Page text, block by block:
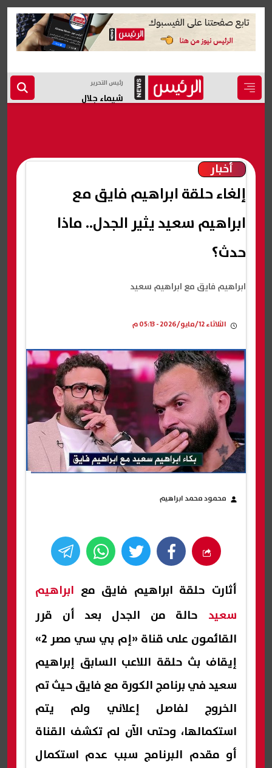
رئيس التحرير
شيماء جلال
أخبار
ابراهيم فايق مع ابراهيم سعيد
إلغاء حلقة ابراهيم فايق مع
ابراهيم سعيد يثير الجدل.. ماذا
حدث؟
الثلاثاء 12/مايو/2026 - 05:13 م
محمود محمد ابراهيم
أثارت حلقة ابراهيم فايق مع ابراهيم
سعيد حالة من الجدل بعد أن قرر
القائمون على قناة «إم بي سي مصر 2»
إيقاف بث حلقة اللاعب السابق إبراهيم
سعيد في برنامج الكورة مع فايق حيث تم
الخروج لفاصل إعلاني ولم يتم
استكمالها، وحتى الآن لم تكشف القناة
أو مقدم البرنامج سبب عدم استكمال